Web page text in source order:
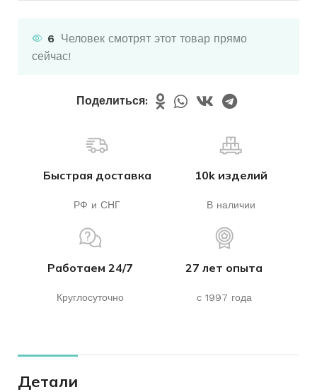
6 Человек смотрят этот товар прямо
сейчас!
Поделиться:
Быстрая доставка
РФ и СНГ
10k изделий
В наличии
Работаем 24/7
Круглосуточно
27 лет опыта
с 1997 года
Детали